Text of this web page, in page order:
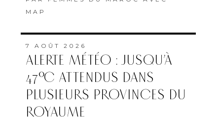
MAP
7 AOÛT 2026
ALERTE MÉTÉO : JUSQU’À
47°C ATTENDUS DANS
PLUSIEURS PROVINCES DU
ROYAUME